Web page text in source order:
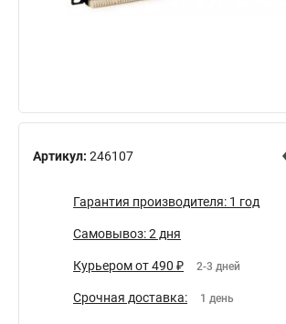
Артикул: 246107
Гарантия производителя: 1 год
Самовывоз: 2 дня
Курьером от 490 ₽ 2-3 дней
Срочная доставка: 1 день